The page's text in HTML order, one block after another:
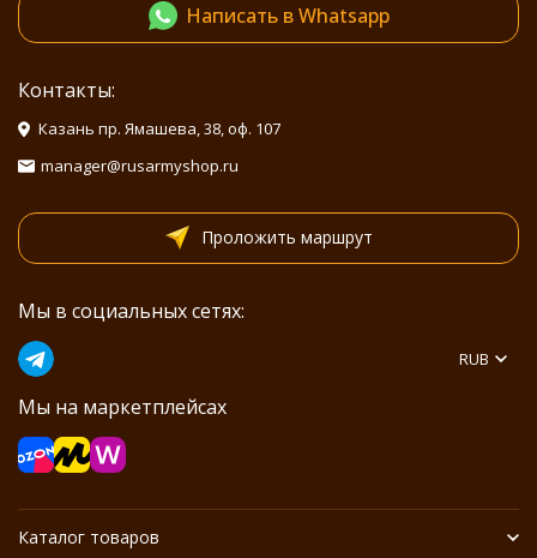
Написать в Whatsapp
Контакты:
Казань пр. Ямашева, 38, оф. 107
manager@rusarmyshop.ru
Проложить маршрут
Мы в социальных сетях:
Мы на маркетплейсах
RUB
Каталог товаров